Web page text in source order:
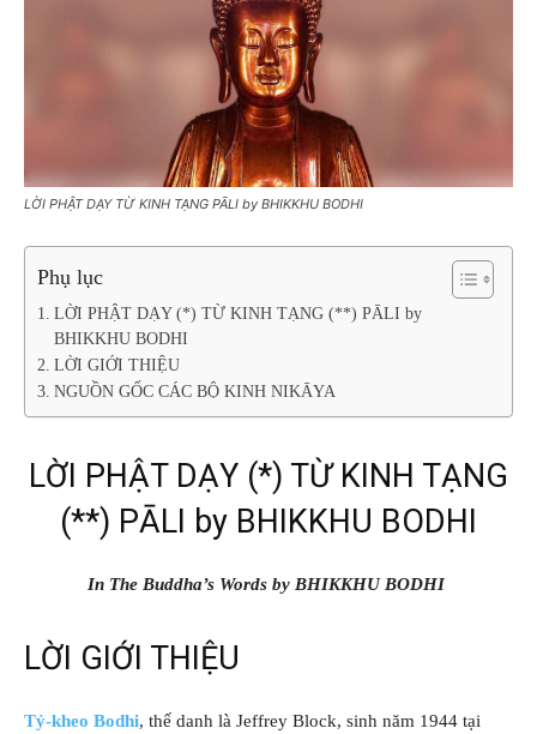
LỜI PHẬT DẠY TỪ KINH TẠNG PĀLI by BHIKKHU BODHI
Phụ lục
LỜI PHẬT DẠY (*) TỪ KINH TẠNG (**) PĀLI by
BHIKKHU BODHI
LỜI GIỚI THIỆU
NGUỒN GỐC CÁC BỘ KINH NIKĀYA
LỜI PHẬT DẠY (*) TỪ KINH TẠNG
(**) PĀLI by BHIKKHU BODHI
In The Buddha’s Words by BHIKKHU BODHI
LỜI GIỚI THIỆU
Tỷ-kheo Bodhi, thế danh là Jeffrey Block, sinh năm 1944 tại